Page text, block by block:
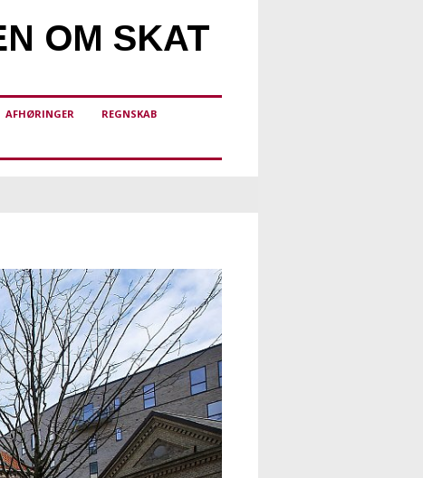
OM SKAT
AFHØRINGER
REGNSKAB